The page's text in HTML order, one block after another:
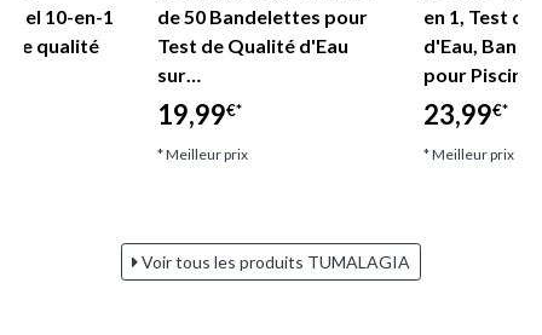
10-en-1
de qualité
de 50 Bandelettes pour
Test de Qualité d'Eau
sur…
19,99€*
* Meilleur prix
en 1, Test
d'Eau,
pour
23,99€*
* Meilleur prix
Voir tous les produits TUMALAGIA